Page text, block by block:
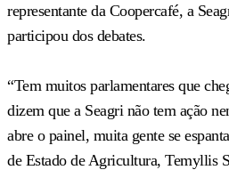
representante da Coopercafé, a
participou dos debates.
“Tem muitos parlamentares que
dizem que a Seagri não tem ação
abre o painel, muita gente se
de Estado de Agricultura, Temyllis